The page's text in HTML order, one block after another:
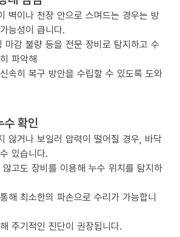
벽이나 천장 안으로 스며드는 경우는 방
능성이 큽니다.
마감 불량 등을 전문 장비로 탐지하고 수
파악해
속히 복구 방안을 수립할 수 있도록 도와
수 확인
않거나 보일러 압력이 떨어질 경우, 바닥
있습니다.
고도 장비를 이용해 누수 위치를 탐지하
해 최소한의 파손으로 수리가 가능합니
주기적인 진단이 권장됩니다.